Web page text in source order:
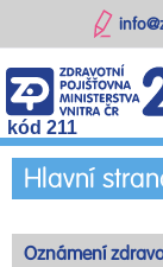
kód 211
Hlavní
Oznámení